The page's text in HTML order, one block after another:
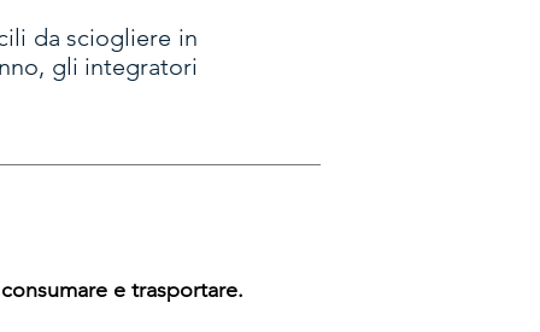
da sciogliere in
gli integratori
e trasportare.